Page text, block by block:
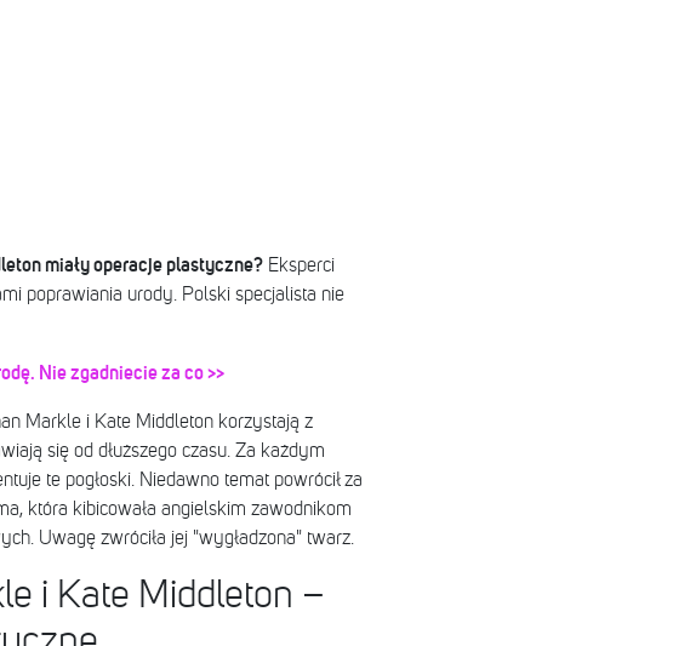
miały operacje plastyczne?Eksperci
poprawiania urody. Polski specjalista nie
Nie zgadniecie za co >>
Markle i Kate Middleton korzystają z
się od dłuższego czasu. Za każdym
te pogłoski. Niedawno temat powrócił za
która kibicowała angielskim zawodnikom
Uwagę zwróciła jej "wygładzona" twarz.
i Kate Middleton –